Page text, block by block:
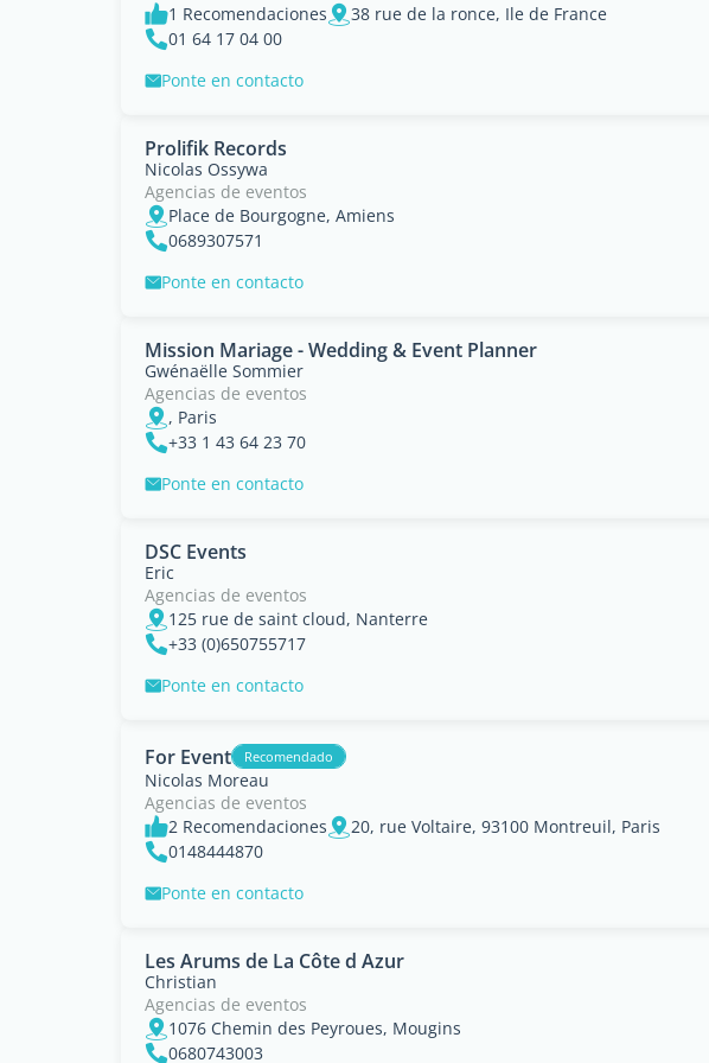
1 Recomendaciones
38 rue de la ronce, Ile de France
01 64 17 04 00
Ponte en contacto
Prolifik Records
Nicolas Ossywa
Agencias de eventos
Place de Bourgogne, Amiens
0689307571
Ponte en contacto
Mission Mariage - Wedding & Event Planner
Gwénaëlle Sommier
Agencias de eventos
, Paris
+33 1 43 64 23 70
Ponte en contacto
DSC Events
Eric
Agencias de eventos
125 rue de saint cloud, Nanterre
+33 (0)650755717
Ponte en contacto
For Event Recomendado
Nicolas Moreau
Agencias de eventos
2 Recomendaciones
20, rue Voltaire, 93100 Montreuil, Paris
0148444870
Ponte en contacto
Les Arums de La Côte d Azur
Christian
Agencias de eventos
1076 Chemin des Peyroues, Mougins
0680743003